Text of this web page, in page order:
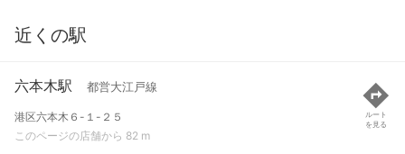
近くの駅
六本木駅 都営大江戸線
港区六本木６-１-２５
このページの店舗から 82 m
ルート
を見る